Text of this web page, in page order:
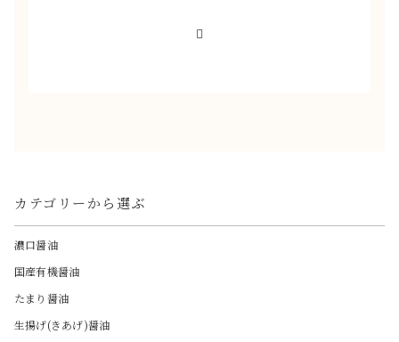
カテゴリーから選ぶ
濃口醤油
国産有機醤油
たまり醤油
生揚げ(きあげ)醤油